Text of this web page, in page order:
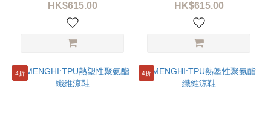
HK$615.00 HK$615.00
4折 4折